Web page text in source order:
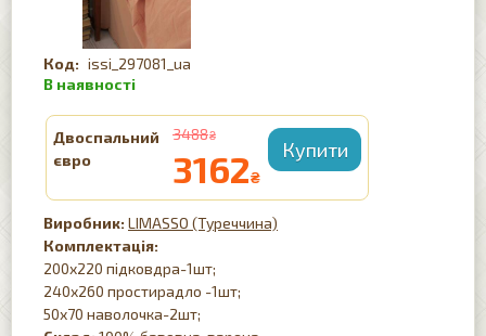
issi_297081_ua
Двоспальний
євро
3488₴
3162₴
LIMASSO (Туреччина)
Комплектація:
200х220 підковдра-1шт;
240х260 простирадло -1шт;
50х70 наволочка-2шт;